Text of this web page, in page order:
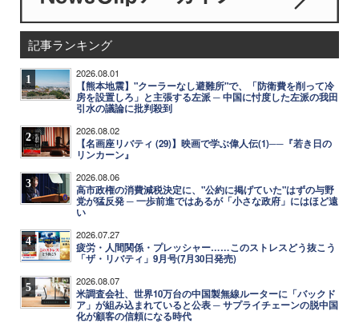
記事ランキング
1 2026.08.01
【熊本地震】"クーラーなし避難所"で、「防衛費を削って冷
房を設置しろ」と主張する左派 ─ 中国に忖度した左派の我田
引水の議論に批判殺到
2 2026.08.02
【名画座リバティ (29)】映画で学ぶ偉人伝(1)──『若き日の
リンカーン』
3 2026.08.06
高市政権の消費減税決定に、"公約に掲げていた"はずの与野
党が猛反発 ─ 一歩前進ではあるが「小さな政府」にはほど遠
い
4 2026.07.27
疲労・人間関係・プレッシャー……このストレスどう抜こう
「ザ・リバティ」9月号(7月30日発売)
5 2026.08.07
米調査会社、世界10万台の中国製無線ルーターに「バックド
ア」が組み込まれていると公表 ─ サプライチェーンの脱中国
化が顧客の信頼になる時代